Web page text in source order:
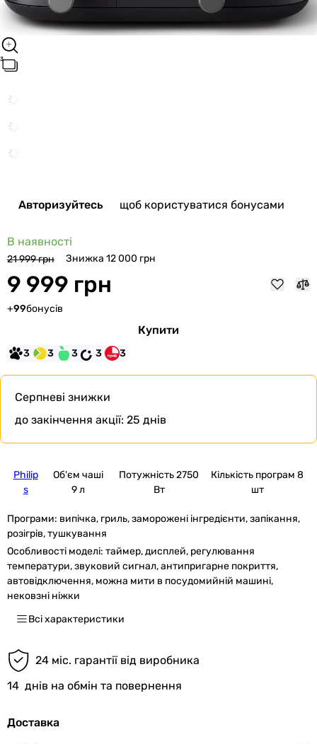
Авторизуйтесь щоб користуватися бонусами
В наявності
21 999 грн Знижка 12 000 грн
9 999 грн
+99бонусів
Купити
3 3 3 3 3
Серпневі знижки
до закінчення акції: 25 днів
Philip
s
Об'єм чаші
9 л
Потужність 2750
Вт
Кількість програм 8
шт
Програми: випічка, гриль, заморожені інгредієнти, запікання,
розігрів, тушкування
Особливості моделі: таймер, дисплей, регулювання
температури, звуковий сигнал, антипригарне покриття,
автовідключення, можна мити в посудомийній машині,
нековзні ніжки
Всі характеристики
24 міс. гарантії від виробника
14 днів на обмін та повернення
Доставка